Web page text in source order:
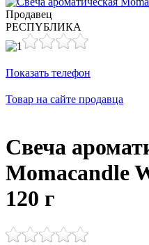
Продавец
РЕСПYБЛИКА
Показать телефон
Товар на сайте продавца
Свеча
Momacandle
120 г